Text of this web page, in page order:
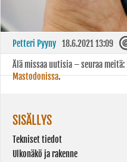
Petteri Pyyny 18.6.2021 13:09
Älä missaa uutisia – seuraa meitä:
Mastodonissa.
SISÄLLYS
Tekniset tiedot
Ulkonäkö ja rakenne